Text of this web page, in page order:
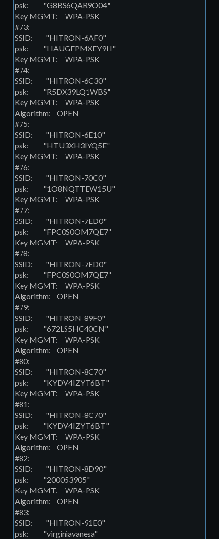
psk: "G8BS6QAR9O04"
Key MGMT: WPA-PSK
#73:
SSID: "HITRON-6AF0"
psk: "HAUGFPMXEY9H"
Key MGMT: WPA-PSK
#74:
SSID: "HITRON-6C30"
psk: "R5DX39LQ1WBS"
Key MGMT: WPA-PSK
Algorithm: OPEN
#75:
SSID: "HITRON-6E10"
psk: "HTU3XH3IYQ5E"
Key MGMT: WPA-PSK
#76:
SSID: "HITRON-70C0"
psk: "1O8NQTTEW15U"
Key MGMT: WPA-PSK
#77:
SSID: "HITRON-7ED0"
psk: "FPC0S0OM7QE7"
Key MGMT: WPA-PSK
#78:
SSID: "HITRON-7ED0"
psk: "FPC0S0OM7QE7"
Key MGMT: WPA-PSK
Algorithm: OPEN
#79:
SSID: "HITRON-89F0"
psk: "672LS5HC40CN"
Key MGMT: WPA-PSK
Algorithm: OPEN
#80:
SSID: "HITRON-8C70"
psk: "KYDV4IZYT6BT"
Key MGMT: WPA-PSK
#81:
SSID: "HITRON-8C70"
psk: "KYDV4IZYT6BT"
Key MGMT: WPA-PSK
Algorithm: OPEN
#82:
SSID: "HITRON-8D90"
psk: "200053905"
Key MGMT: WPA-PSK
Algorithm: OPEN
#83:
SSID: "HITRON-91E0"
psk: "virginiavanesa"